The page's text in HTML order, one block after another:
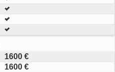
1600 €
1600 €